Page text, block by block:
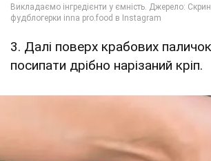
3. Далі поверх крабових
посипати дрібно нарізаний кріп.